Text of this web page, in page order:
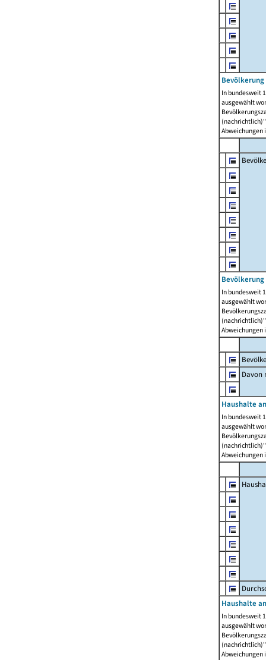
In bundesweit
ausgewählt
Abweichungen
In bundesweit
ausgewählt
Abweichungen
Davon
Haushalte
In bundesweit
ausgewählt
Abweichungen
Haushalte
In bundesweit
ausgewählt
Abweichungen